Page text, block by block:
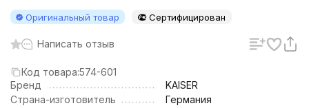
Оригинальный товар Сертифицирован
Написать отзыв
Код товара:574-601
Бренд
KAISER
Страна-изготовитель
Германия